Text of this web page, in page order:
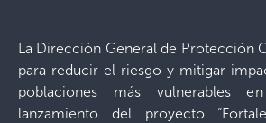
La Dirección General de Protección
para reducir el riesgo y mitigar
poblaciones más vulnerables
lanzamiento del proyecto